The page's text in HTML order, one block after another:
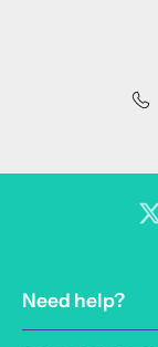
Need help?